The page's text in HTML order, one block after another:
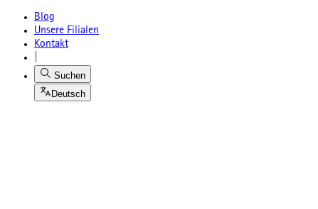
Blog
Unsere Filialen
Kontakt
Suchen
Deutsch